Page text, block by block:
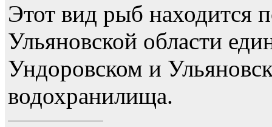
Этот вид рыб находится
Ульяновской области
Ундоровском и
водохранилища.